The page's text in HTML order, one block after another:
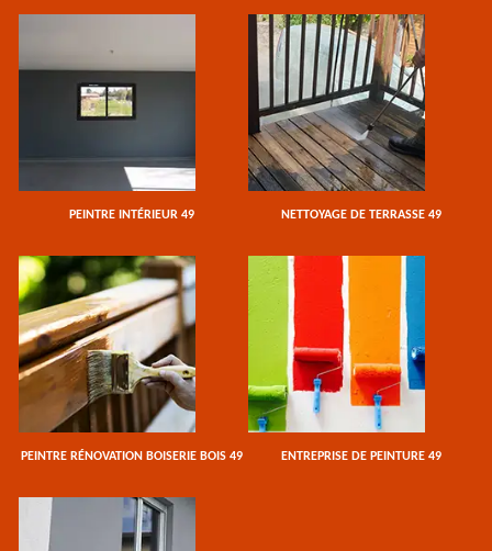
PEINTRE INTÉRIEUR 49 NETTOYAGE DE TERRASSE 49
PEINTRE RÉNOVATION BOISERIE BOIS 49 ENTREPRISE DE PEINTURE 49